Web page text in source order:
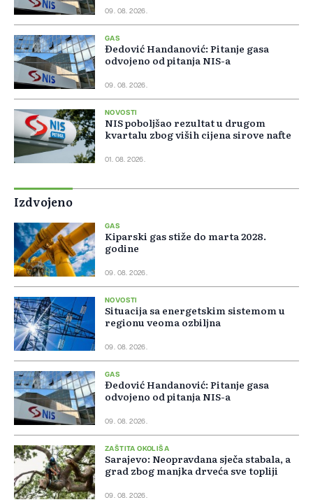
09. 08. 2026.
GAS
Đedović Handanović: Pitanje gasa
odvojeno od pitanja NIS-a
09. 08. 2026.
NOVOSTI
NIS poboljšao rezultat u drugom
kvartalu zbog viših cijena sirove nafte
01. 08. 2026.
Izdvojeno
GAS
Kiparski gas stiže do marta 2028.
godine
09. 08. 2026.
NOVOSTI
Situacija sa energetskim sistemom u
regionu veoma ozbiljna
09. 08. 2026.
GAS
Đedović Handanović: Pitanje gasa
odvojeno od pitanja NIS-a
09. 08. 2026.
ZAŠTITA OKOLIŠA
Sarajevo: Neopravdana sječa stabala, a
grad zbog manjka drveća sve topliji
09. 08. 2026.